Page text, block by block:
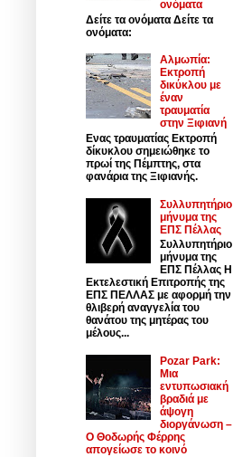
ονόματα
Δείτε τα ονόματα Δείτε τα
ονόματα:
Αλμωπία:
Εκτροπή
δικύκλου με
έναν
τραυματία
στην Ξιφιανή
Ενας τραυματίας Εκτροπή
δίκυκλου σημειώθηκε το
πρωί της Πέμπτης, στα
φανάρια της Ξιφιανής.
Συλλυπητήριο
μήνυμα της
ΕΠΣ Πέλλας
Συλλυπητήριο
μήνυμα της
ΕΠΣ Πέλλας Η
Εκτελεστική Επιτροπής της
ΕΠΣ ΠΕΛΛΑΣ με αφορμή την
θλιβερή αναγγελία του
θανάτου της μητέρας του
μέλους...
Pozar Park:
Μια
εντυπωσιακή
βραδιά με
άψογη
διοργάνωση –
Ο Θοδωρής Φέρρης
απογείωσε το κοινό